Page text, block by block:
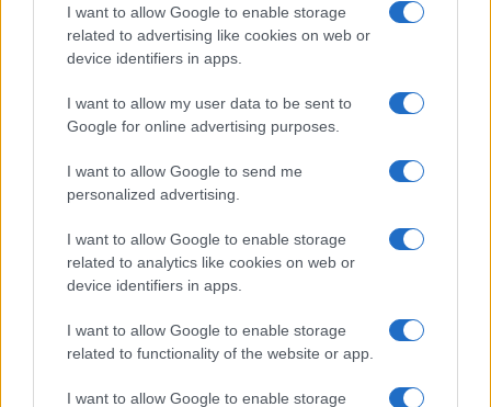
I want to allow Google to enable storage
related to advertising like cookies on web or
device identifiers in apps.
I want to allow my user data to be sent to
Google for online advertising purposes.
I want to allow Google to send me
personalized advertising.
I want to allow Google to enable storage
related to analytics like cookies on web or
device identifiers in apps.
I want to allow Google to enable storage
related to functionality of the website or app.
I want to allow Google to enable storage
stanno realizzando nella regione. Una decisione
coraggiosa, che merita rispetto soprattutto per il
fine: non farsi uccidere politicamente rimanendo
impantanato in una situazione di stallo. “Negli
ultimi 30 anni in Calabria, nell’ultimo anno o anno
e mezzo di legislatura, i presidenti venivano
coinvolti in un’inchiesta giudiziaria, poi magari
venivano archiviati, finiva tutto quanto in niente,
però venivano decapitati politicamente, e si
fermava la legislatura. Anzi, per un anno si parlava
la Calabria non se lo può consentire perché la
regione ha avviato un percorso che finalmente la
sta facendo diventare una Regione che non è più